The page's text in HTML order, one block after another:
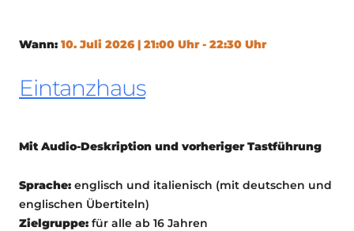
Wann: 10. Juli 2026 | 21:00 Uhr - 22:30 Uhr
Eintanzhaus
Mit Audio-Deskription und vorheriger Tastführung
Sprache: englisch und italienisch (mit deutschen und
englischen Übertiteln)
Zielgruppe: für alle ab 16 Jahren